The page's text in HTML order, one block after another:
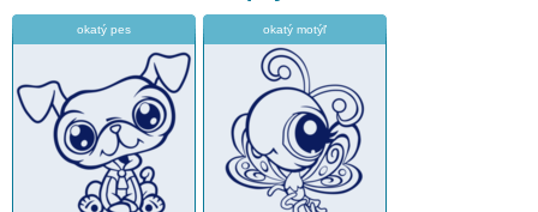
okatý pes okatý motýľ